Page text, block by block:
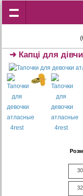
➜ Капці для
30
32